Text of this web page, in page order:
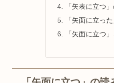
「矢表に立つ
「矢面に立っ
「矢面に立つ